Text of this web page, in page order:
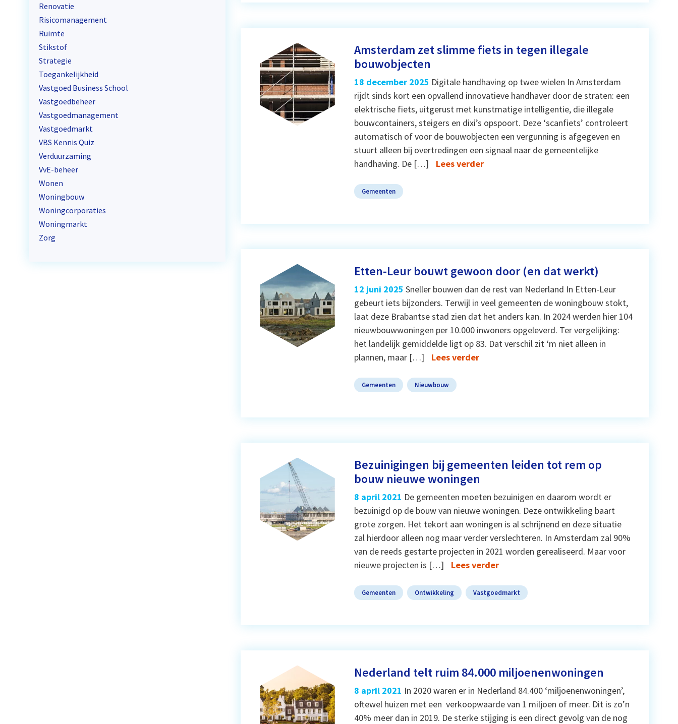
Renovatie
Risicomanagement
Ruimte
Stikstof
Strategie
Toegankelijkheid
Vastgoed Business School
Vastgoedbeheer
Vastgoedmanagement
Vastgoedmarkt
VBS Kennis Quiz
Verduurzaming
VvE-beheer
Wonen
Woningbouw
Woningcorporaties
Woningmarkt
Zorg
Amsterdam zet slimme fiets in tegen illegale
bouwobjecten
18 december 2025 Digitale handhaving op twee wielen In Amsterdam
rijdt sinds kort een opvallend innovatieve handhaver door de straten: een
elektrische fiets, uitgerust met kunstmatige intelligentie, die illegale
bouwcontainers, steigers en dixi’s opspoort. Deze ‘scanfiets’ controleert
automatisch of voor de bouwobjecten een vergunning is afgegeven en
stuurt alleen bij overtredingen een signaal naar de gemeentelijke
handhaving. De […]
Lees verder
Gemeenten
Etten-Leur bouwt gewoon door (en dat werkt)
12 juni 2025 Sneller bouwen dan de rest van Nederland In Etten-Leur
gebeurt iets bijzonders. Terwijl in veel gemeenten de woningbouw stokt,
laat deze Brabantse stad zien dat het anders kan. In 2024 werden hier 104
nieuwbouwwoningen per 10.000 inwoners opgeleverd. Ter vergelijking:
het landelijk gemiddelde ligt op 83. Dat verschil zit ‘m niet alleen in
plannen, maar […]
Lees verder
Gemeenten Nieuwbouw
Bezuinigingen bij gemeenten leiden tot rem op
bouw nieuwe woningen
8 april 2021 De gemeenten moeten bezuinigen en daarom wordt er
bezuinigd op de bouw van nieuwe woningen. Deze ontwikkeling baart
grote zorgen. Het tekort aan woningen is al schrijnend en deze situatie
zal hierdoor alleen nog maar verder verslechteren. In Amsterdam zal 90%
van de reeds gestarte projecten in 2021 worden gerealiseerd. Maar voor
nieuwe projecten is […]
Lees verder
Gemeenten Ontwikkeling Vastgoedmarkt
Nederland telt ruim 84.000 miljoenenwoningen
8 april 2021 In 2020 waren er in Nederland 84.400 ‘miljoenenwoningen’,
oftewel huizen met een verkoopwaarde van 1 miljoen of meer. Dit is zo’n
40% meer dan in 2019. De sterke stijging is een direct gevolg van de nog